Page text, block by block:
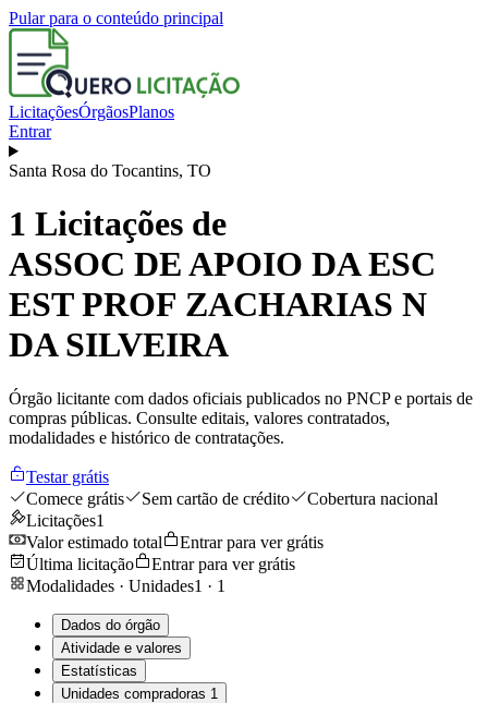
Pular para o conteúdo principal
LicitaçõesÓrgãosPlanos
Entrar
Santa Rosa do Tocantins, TO
1 Licitações de
ASSOC DE APOIO DA ESC
EST PROF ZACHARIAS N
DA SILVEIRA
Órgão licitante com dados oficiais publicados no PNCP e portais de
compras públicas. Consulte editais, valores contratados,
modalidades e histórico de contratações.
Testar grátis
Comece grátis
Sem cartão de crédito
Cobertura nacional
Licitações1
Valor estimado total
Entrar para ver grátis
Última licitação
Entrar para ver grátis
Modalidades · Unidades1 · 1
Dados do órgão
Atividade e valores
Estatísticas
Unidades compradoras 1